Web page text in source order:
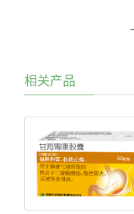
相关产品